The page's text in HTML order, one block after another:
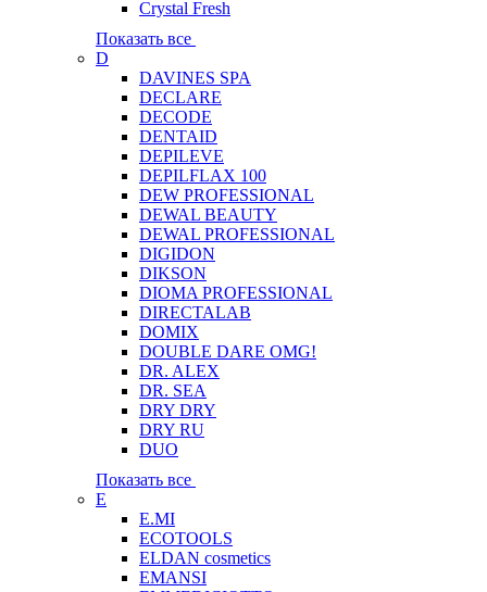
Crystal Fresh
Показать все
D
DAVINES SPA
DECLARE
DECODE
DENTAID
DEPILEVE
DEPILFLAX 100
DEW PROFESSIONAL
DEWAL BEAUTY
DEWAL PROFESSIONAL
DIGIDON
DIKSON
DIOMA PROFESSIONAL
DIRECTALAB
DOMIX
DOUBLE DARE OMG!
DR. ALEX
DR. SEA
DRY DRY
DRY RU
DUO
Показать все
E
E.MI
ECOTOOLS
ELDAN cosmetics
EMANSI